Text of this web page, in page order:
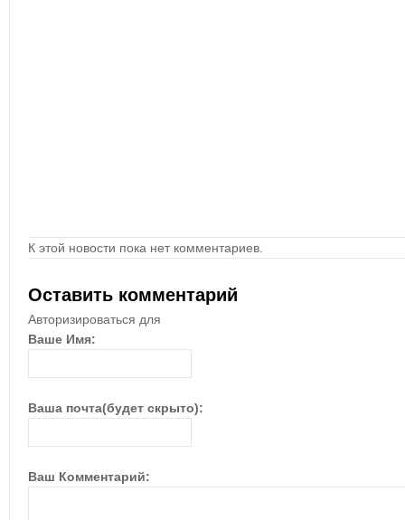
К этой новости пока нет комментариев.
Оставить комментарий
Авторизироваться для
Ваше Имя:
Ваша почта(будет скрыто):
Ваш Комментарий: